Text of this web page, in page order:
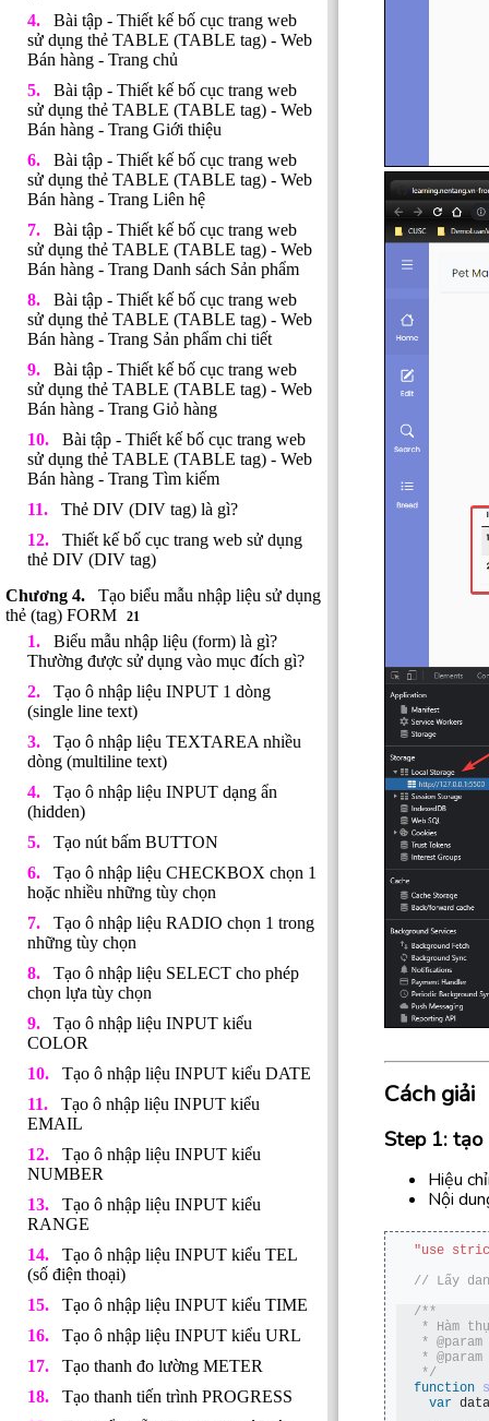
Bài tập - Thiết kế bố cục trang web
sử dụng thẻ TABLE (TABLE tag) - Web
Bán hàng - Trang chủ
Bài tập - Thiết kế bố cục trang web
sử dụng thẻ TABLE (TABLE tag) - Web
Bán hàng - Trang Giới thiệu
Bài tập - Thiết kế bố cục trang web
sử dụng thẻ TABLE (TABLE tag) - Web
Bán hàng - Trang Liên hệ
Bài tập - Thiết kế bố cục trang web
sử dụng thẻ TABLE (TABLE tag) - Web
Bán hàng - Trang Danh sách Sản phẩm
Bài tập - Thiết kế bố cục trang web
sử dụng thẻ TABLE (TABLE tag) - Web
Bán hàng - Trang Sản phẩm chi tiết
Bài tập - Thiết kế bố cục trang web
sử dụng thẻ TABLE (TABLE tag) - Web
Bán hàng - Trang Giỏ hàng
Bài tập - Thiết kế bố cục trang web
sử dụng thẻ TABLE (TABLE tag) - Web
Bán hàng - Trang Tìm kiếm
Thẻ DIV (DIV tag) là gì?
Thiết kế bố cục trang web sử dụng
thẻ DIV (DIV tag)
Tạo biểu mẫu nhập liệu sử dụng
thẻ (tag) FORM
21
Biểu mẫu nhập liệu (form) là gì?
Thường được sử dụng vào mục đích gì?
Tạo ô nhập liệu INPUT 1 dòng
(single line text)
Tạo ô nhập liệu TEXTAREA nhiều
dòng (multiline text)
Tạo ô nhập liệu INPUT dạng ẩn
(hidden)
Tạo nút bấm BUTTON
Tạo ô nhập liệu CHECKBOX chọn 1
hoặc nhiều những tùy chọn
Tạo ô nhập liệu RADIO chọn 1 trong
những tùy chọn
Tạo ô nhập liệu SELECT cho phép
chọn lựa tùy chọn
Tạo ô nhập liệu INPUT kiểu
COLOR
Tạo ô nhập liệu INPUT kiểu DATE
Tạo ô nhập liệu INPUT kiểu
EMAIL
Tạo ô nhập liệu INPUT kiểu
NUMBER
Tạo ô nhập liệu INPUT kiểu
RANGE
Tạo ô nhập liệu INPUT kiểu TEL
(số điện thoại)
Tạo ô nhập liệu INPUT kiểu TIME
Tạo ô nhập liệu INPUT kiểu URL
Tạo thanh đo lường METER
Tạo thanh tiến trình PROGRESS
Cách giải
Step 1:
Hiệu
Nội
"use
// Lấy
/**
* Hàm
*
*
*/
function
var